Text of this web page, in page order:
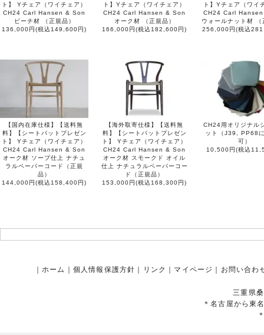
ト】 Yチェア（ワイチェア）
CH24 Carl Hansen & Son
ビーチ材 （正規品）
136,000円(税込149,600円)
ト】Yチェア（ワイチェア）
CH24 Carl Hansen & Son
オーク材 （正規品）
166,000円(税込182,600円)
ト】Yチェア（ワイ
CH24 Carl
ウォールナット材 （
256,000円(税込
【国内在庫仕様】【送料無
料】【シートパットプレゼン
ト】 Yチェア（ワイチェア）
CH24 Carl Hansen & Son
オーク材 ソープ仕上 ナチュ
ラルペーパーコード（正規
品）
144,000円(税込158,400円)
【海外取寄仕様】【送料無
料】【シートパットプレゼン
ト】 Yチェア（ワイチェア）
CH24 Carl Hansen & Son
オーク材 スモークド オイル
仕上 ナチュラルペーパーコー
ド（正規品）
153,000円(税込168,300円)
CH24用オリジナル
ット（J39, PP68
可）
10,500円(税込
ホーム 個人情報保護方針 リンク マイページ お問い合わ
三重県
＊名古屋から東